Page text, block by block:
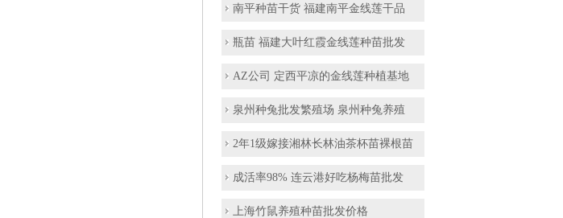
南平种苗干货 福建南平金线莲干品
瓶苗 福建大叶红霞金线莲种苗批发
AZ公司 定西平凉的金线莲种植基地
泉州种兔批发繁殖场 泉州种兔养殖
2年1级嫁接湘林长林油茶杯苗裸根苗
成活率98% 连云港好吃杨梅苗批发
上海竹鼠养殖种苗批发价格